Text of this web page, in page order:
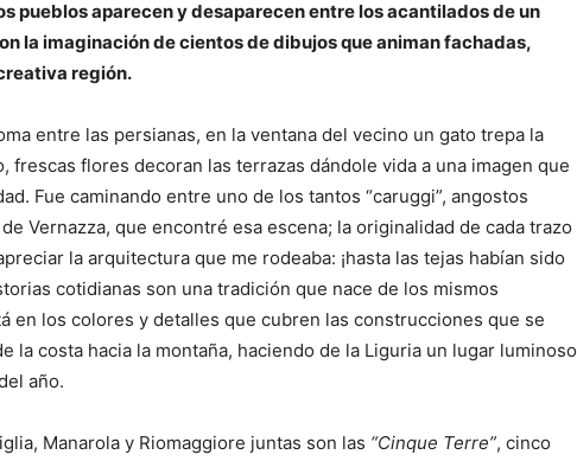
pueblos aparecen y desaparecen entre los acantilados de un
la imaginación de cientos de dibujos que animan fachadas,
región.
entre las persianas, en la ventana del vecino un gato trepa la
frescas flores decoran las terrazas dándole vida a una imagen que
Fue caminando entre uno de los tantos “caruggi”, angostos
Vernazza, que encontré esa escena; la originalidad de cada trazo
la arquitectura que me rodeaba: ¡hasta las tejas habían sido
cotidianas son una tradición que nace de los mismos
en los colores y detalles que cubren las construcciones que se
la costa hacia la montaña, haciendo de la Liguria un lugar luminoso
año.
Manarola y Riomaggiore juntas son las “Cinque Terre”, cinco